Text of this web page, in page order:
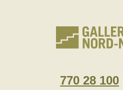
770 28 100